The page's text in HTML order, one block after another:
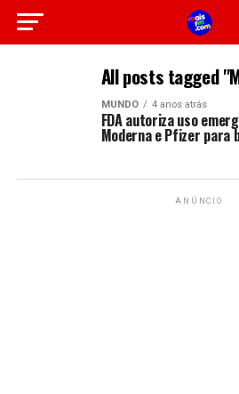
All posts tagged
MUNDO 4 anos atrás
FDA autoriza uso
Moderna e Pfizer para
ANÚNCIO